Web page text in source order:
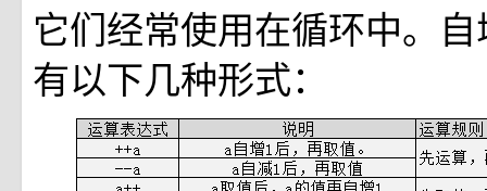
它们经常使用在循环中。
有以下几种形式：